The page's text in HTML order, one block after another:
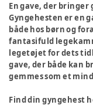
En gave, der bringer
Gyngehesten er en
både hos børn og
fantasifuld
legetøjet for dets
gave, der både kan
gemmes som et
Find din gyngehest